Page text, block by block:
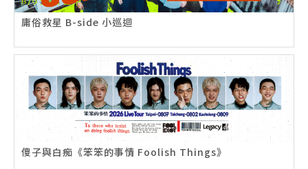
庸俗救星 B-side 小巡迴
傻子與白痴《笨笨的事情 Foolish Things》